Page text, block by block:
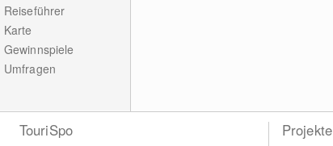
Reiseführer
Karte
Gewinnspiele
Umfragen
TouriSpo Projekte